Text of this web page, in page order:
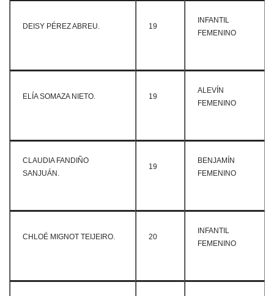
DEISY PÉREZ ABREU. 19
INFANTIL
FEMENINO
ELÍA SOMAZA NIETO. 19
ALEVÍN
FEMENINO
CLAUDIA FANDIÑO
SANJUÁN.
19
BENJAMÍN
FEMENINO
CHLOÉ MIGNOT TEIJEIRO. 20
INFANTIL
FEMENINO